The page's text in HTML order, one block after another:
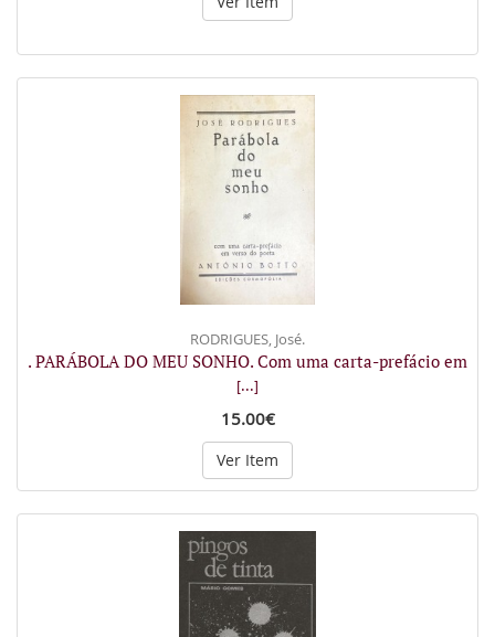
RODRIGUES, José.
. PARÁBOLA DO MEU SONHO. Com uma carta-prefácio em
[...]
15.00€
Ver Item